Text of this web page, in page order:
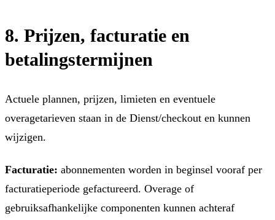
8. Prijzen, facturatie en
betalingstermijnen
Actuele plannen, prijzen, limieten en eventuele
overagetarieven staan in de Dienst/checkout en kunnen
wijzigen.
Facturatie: abonnementen worden in beginsel vooraf per
facturatieperiode gefactureerd. Overage of
gebruiksafhankelijke componenten kunnen achteraf